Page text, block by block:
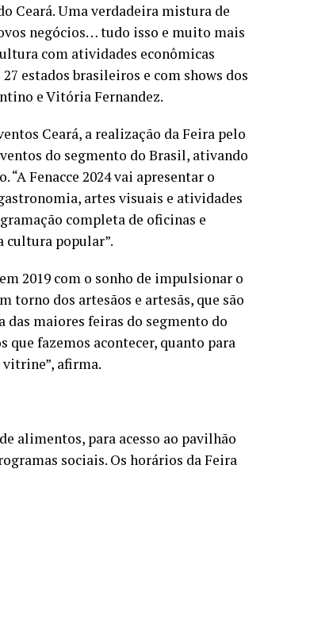
Ceará. Uma verdadeira mistura de
negócios… tudo isso e muito mais
com atividades econômicas
estados brasileiros e com shows dos
e Vitória Fernandez.
Ceará, a realização da Feira pelo
do segmento do Brasil, ativando
Fenacce 2024 vai apresentar o
artes visuais e atividades
completa de oficinas e
cultura popular”.
2019 com o sonho de impulsionar o
torno dos artesãos e artesãs, que são
das maiores feiras do segmento do
fazemos acontecer, quanto para
afirma.
alimentos, para acesso ao pavilhão
sociais. Os horários da Feira